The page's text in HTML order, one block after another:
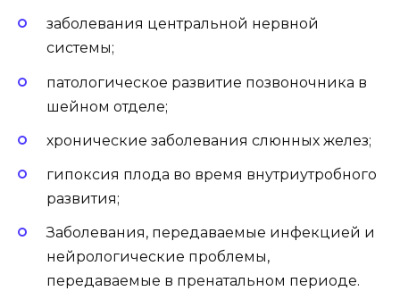
заболевания центральной нервной
системы;
патологическое развитие позвоночника в
шейном отделе;
хронические заболевания слюнных желез;
гипоксия плода во время внутриутробного
развития;
Заболевания, передаваемые инфекцией и
нейрологические проблемы,
передаваемые в пренатальном периоде.